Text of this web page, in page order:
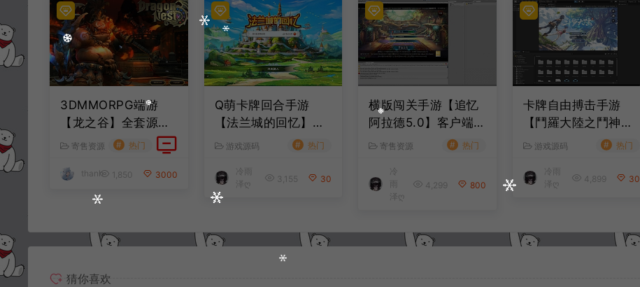
3DMMORPG端游
【龙之谷】全套源代
码寄售资源 # 热门
thanh 1,850 3000
Q萌卡牌回合手游
【法兰城的回忆】全
套服务端源码+客户
游戏源码 # 热门
泽ღ
3,155 30
横版闯关手游【追忆
阿拉德5.0】客户端源
码寄售资源 # 热门
泽ღ
4,299 800
卡牌自由搏击手游
【鬥羅大陸之鬥神再
臨】全套客户端源码
台+导表工具+部署文
游戏源码 # 热门
泽ღ
4,899 30
猜你喜欢